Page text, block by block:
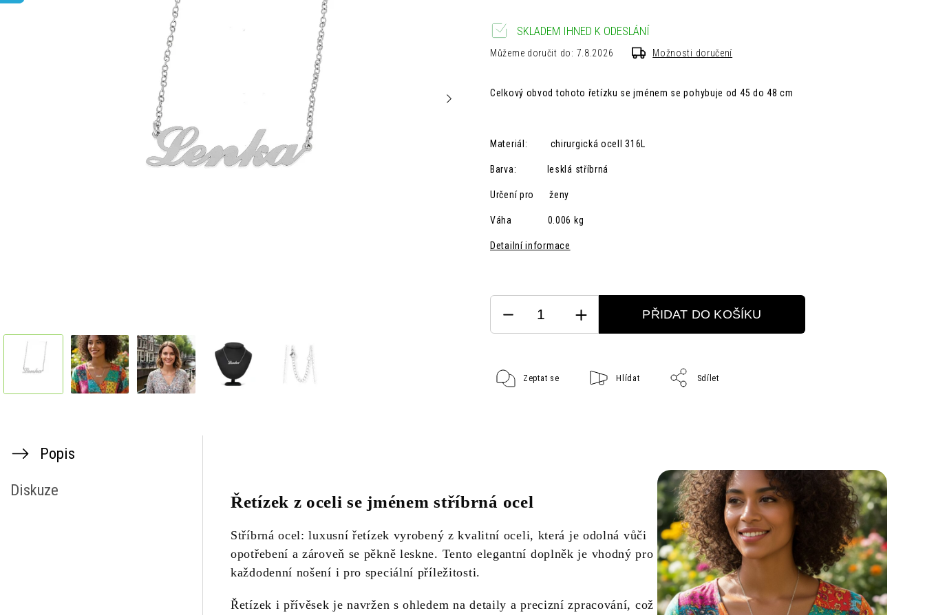
Celkový obvod tohoto řetízku se jménem se pohybuje od 45 do 48 cm
Materiál: chirurgická ocelI 316L
Barva: lesklá stříbrná
Určení pro ženy
Váha 0.006 kg
Detailní informace
SKLADEM IHNED K ODESLÁNÍ
Můžeme doručit do: 7.8.2026 Možnosti doručení
PŘIDAT DO KOŠÍKU
Zeptat se Hlídat Sdílet
Popis
Diskuze
Řetízek z oceli se jménem stříbrná ocel
Stříbrná ocel: luxusní řetízek vyrobený z kvalitní oceli, která je odolná vůči
opotřebení a zároveň se pěkně leskne. Tento elegantní doplněk je vhodný pro
každodenní nošení i pro speciální příležitosti.
Řetízek i přívěsek je navržen s ohledem na detaily a precizní zpracování, což